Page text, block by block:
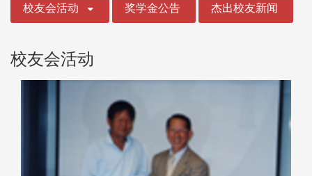
校友会活动 奖学金公告 杰出校友新闻
校友会活动